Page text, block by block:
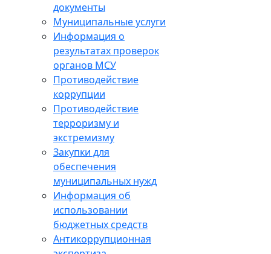
документы
Муниципальные услуги
Информация о
результатах проверок
органов МСУ
Противодействие
коррупции
Противодействие
терроризму и
экстремизму
Закупки для
обеспечения
муниципальных нужд
Информация об
использовании
бюджетных средств
Антикоррупционная